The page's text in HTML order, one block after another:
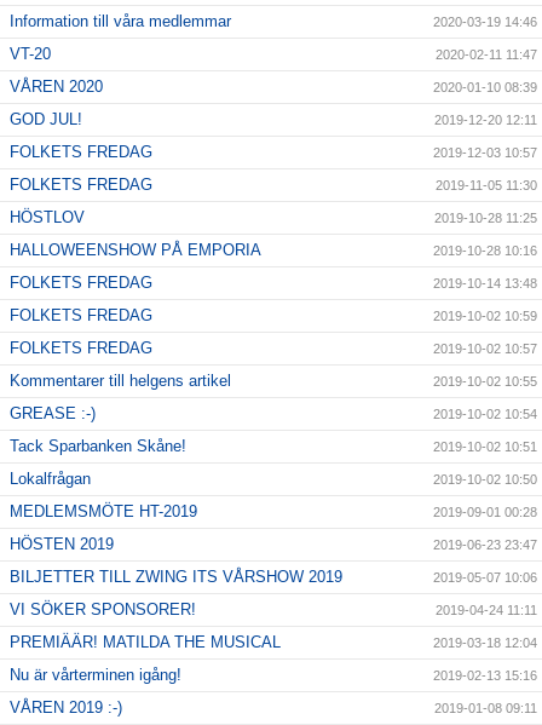
Information till våra medlemmar 2020-03-19 14:46
VT-20 2020-02-11 11:47
VÅREN 2020 2020-01-10 08:39
GOD JUL! 2019-12-20 12:11
FOLKETS FREDAG 2019-12-03 10:57
FOLKETS FREDAG 2019-11-05 11:30
HÖSTLOV 2019-10-28 11:25
HALLOWEENSHOW PÅ EMPORIA 2019-10-28 10:16
FOLKETS FREDAG 2019-10-14 13:48
FOLKETS FREDAG 2019-10-02 10:59
FOLKETS FREDAG 2019-10-02 10:57
Kommentarer till helgens artikel 2019-10-02 10:55
GREASE :-) 2019-10-02 10:54
Tack Sparbanken Skåne! 2019-10-02 10:51
Lokalfrågan 2019-10-02 10:50
MEDLEMSMÖTE HT-2019 2019-09-01 00:28
HÖSTEN 2019 2019-06-23 23:47
BILJETTER TILL ZWING ITS VÅRSHOW 2019 2019-05-07 10:06
VI SÖKER SPONSORER! 2019-04-24 11:11
PREMIÄÄR! MATILDA THE MUSICAL 2019-03-18 12:04
Nu är vårterminen igång! 2019-02-13 15:16
VÅREN 2019 :-) 2019-01-08 09:11